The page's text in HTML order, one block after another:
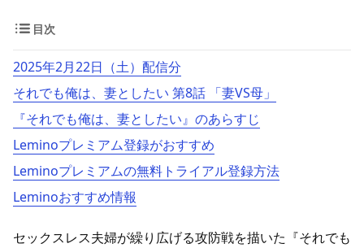
目次
2025年2月22日（土）配信分
それでも俺は、妻としたい 第8話 「妻VS母」
『それでも俺は、妻としたい』のあらすじ
Leminoプレミアム登録がおすすめ
Leminoプレミアムの無料トライアル登録方法
Leminoおすすめ情報
セックスレス夫婦が繰り広げる攻防戦を描いた『それでも